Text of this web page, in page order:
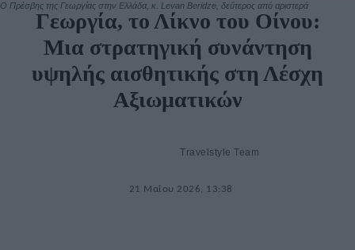
Ο Πρέσβης της Γεωργίας στην Ελλάδα, κ. Levan Beridze, δεύτερος από αριστερά
Γεωργία, το Λίκνο του Οίνου:
Μια στρατηγική συνάντηση
υψηλής αισθητικής στη Λέσχη
Αξιωματικών
Travelstyle Team
21 Μαΐου 2026, 13:38